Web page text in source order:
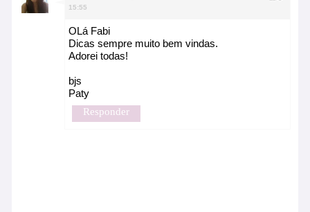
15:55
OLá Fabi
Dicas sempre muito bem vindas.
Adorei todas!
bjs
Paty
Responder